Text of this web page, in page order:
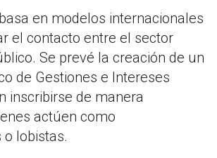
en modelos internacionales
el contacto entre el sector
Se prevé la creación de un
de Gestiones e Intereses
inscribirse de manera
actúen como
lobistas.